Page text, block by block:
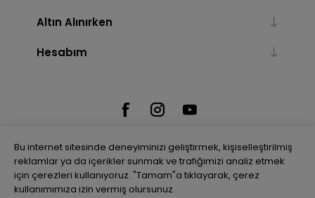
Altın Alınırken
Hesabım
Powered bynopCommerce
Bu internet sitesinde deneyiminizi geliştirmek, kişiselleştirilmiş
reklamlar ya da içerikler sunmak ve trafiğimizi analiz etmek
için çerezleri kullanıyoruz. "Tamam"a tıklayarak, çerez
kullanımımıza izin vermiş olursunuz.